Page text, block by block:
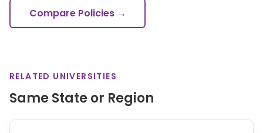
Compare Policies →
RELATED UNIVERSITIES
Same State or Region